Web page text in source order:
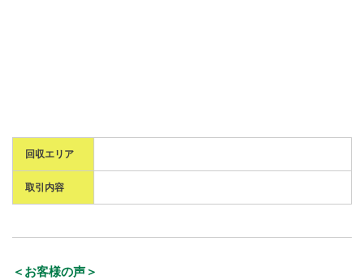
回収エリア
取引内容
＜お客様の声＞